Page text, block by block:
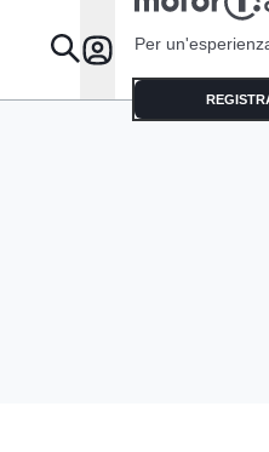
Per